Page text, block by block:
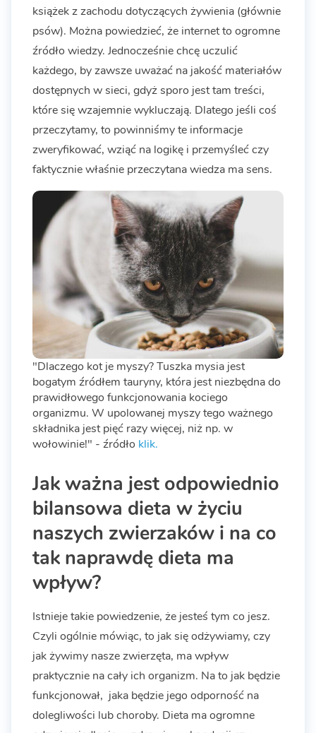
książek z zachodu dotyczących żywienia (głównie
psów). Można powiedzieć, że internet to ogromne
źródło wiedzy. Jednocześnie chcę uczulić
każdego, by zawsze uważać na jakość materiałów
dostępnych w sieci, gdyż sporo jest tam treści,
które się wzajemnie wykluczają. Dlatego jeśli coś
przeczytamy, to powinniśmy te informacje
zweryfikować, wziąć na logikę i przemyśleć czy
faktycznie właśnie przeczytana wiedza ma sens.
"Dlaczego kot je myszy? Tuszka mysia jest
bogatym źródłem tauryny, która jest niezbędna do
prawidłowego funkcjonowania kociego
organizmu. W upolowanej myszy tego ważnego
składnika jest pięć razy więcej, niż np. w
wołowinie!" - źródło klik.
Jak ważna jest odpowiednio
bilansowa dieta w życiu
naszych zwierzaków i na co
tak naprawdę dieta ma
wpływ?
Istnieje takie powiedzenie, że jesteś tym co jesz.
Czyli ogólnie mówiąc, to jak się odżywiamy, czy
jak żywimy nasze zwierzęta, ma wpływ
praktycznie na cały ich organizm. Na to jak będzie
funkcjonował, jaka będzie jego odporność na
dolegliwości lub choroby. Dieta ma ogromne